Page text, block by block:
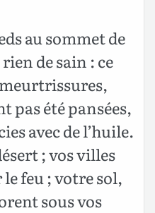
au sommet de
de sain : ce
meurtrissures,
pas été pansées,
avec de l’huile.
; vos villes
feu ; votre sol,
sous vos